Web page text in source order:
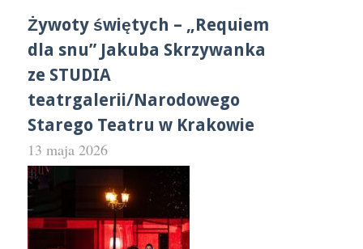
Żywoty świętych – „Requiem
dla snu” Jakuba Skrzywanka
ze STUDIA
teatrgalerii/Narodowego
Starego Teatru w Krakowie
13 maja 2026